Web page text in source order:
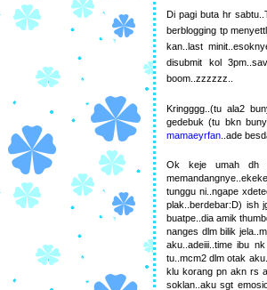
Di pagi buta hr
berblogging tp
kan..last
disubmit kol
boom..zzzzzz..
Kringggg..(tu ala2
gedebuk (tu bkn
mamaeyrfan ..ade
Ok keje umah dh
tunggu ni..ngape
plak..berdebar:D) ish
buatpe..dia amik
nanges dlm bilik
aku..adeiii..time ibu
tu..mcm2 dlm otak
klu korang pn akn rs
soklan..aku sgt